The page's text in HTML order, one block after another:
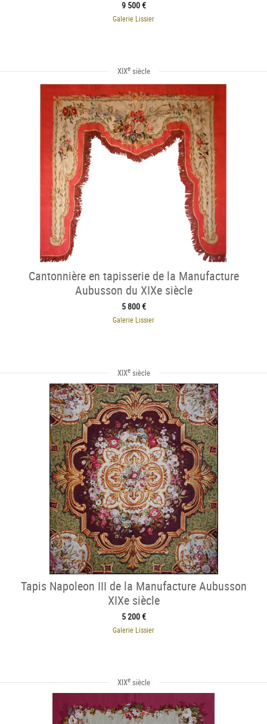
9 500 €
Galerie Lissier
XIXesiècle
Cantonnière en tapisserie de la Manufacture
Aubusson du XIXe siècle
5 800 €
Galerie Lissier
XIXesiècle
Tapis Napoleon III de la Manufacture Aubusson
XIXe siècle
5 200 €
Galerie Lissier
XIXesiècle